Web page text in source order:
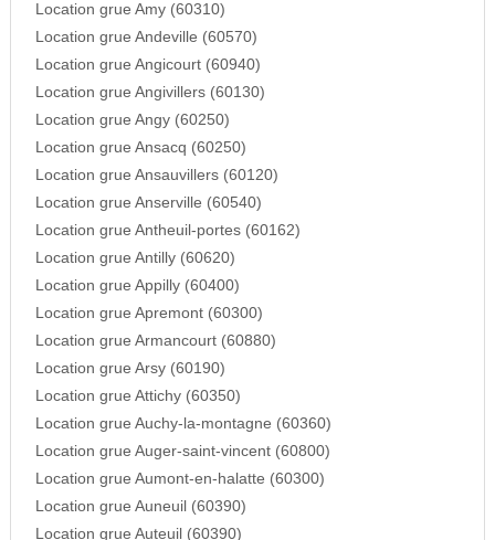
Location grue Amy (60310)
Location grue Andeville (60570)
Location grue Angicourt (60940)
Location grue Angivillers (60130)
Location grue Angy (60250)
Location grue Ansacq (60250)
Location grue Ansauvillers (60120)
Location grue Anserville (60540)
Location grue Antheuil-portes (60162)
Location grue Antilly (60620)
Location grue Appilly (60400)
Location grue Apremont (60300)
Location grue Armancourt (60880)
Location grue Arsy (60190)
Location grue Attichy (60350)
Location grue Auchy-la-montagne (60360)
Location grue Auger-saint-vincent (60800)
Location grue Aumont-en-halatte (60300)
Location grue Auneuil (60390)
Location grue Auteuil (60390)